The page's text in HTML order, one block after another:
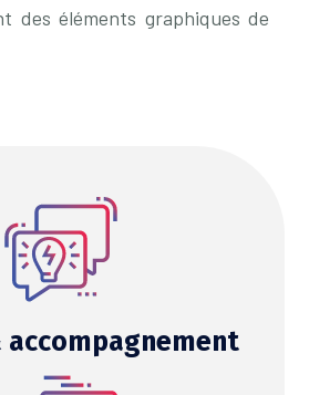
des éléments graphiques de
accompagnement